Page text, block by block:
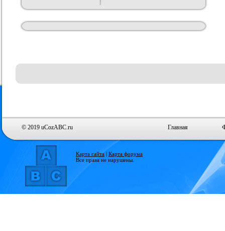
© 2019 uCozABC.ru Главная
Карта сайта | Карта форума
Все права не нарушены.